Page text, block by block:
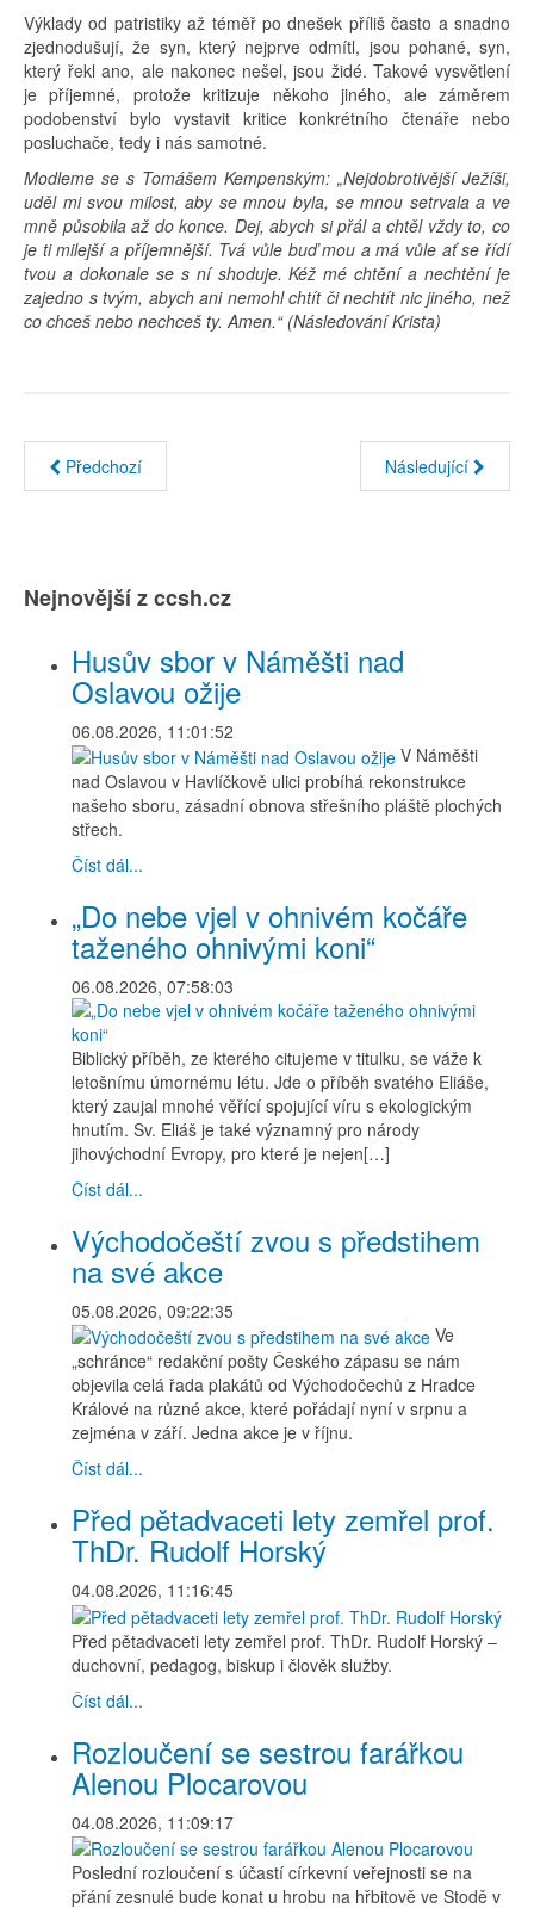
Výklady od patristiky až téměř po dnešek příliš často a snadno
zjednodušují, že syn, který nejprve odmítl, jsou pohané, syn,
který řekl ano, ale nakonec nešel, jsou židé. Takové vysvětlení
je příjemné, protože kritizuje někoho jiného, ale záměrem
podobenství bylo vystavit kritice konkrétního čtenáře nebo
posluchače, tedy i nás samotné.
Modleme se s Tomášem Kempenským: „Nejdobrotivější Ježíši,
uděl mi svou milost, aby se mnou byla, se mnou setrvala a ve
mně působila až do konce. Dej, abych si přál a chtěl vždy to, co
je ti milejší a příjemnější. Tvá vůle buď mou a má vůle ať se řídí
tvou a dokonale se s ní shoduje. Kéž mé chtění a nechtění je
zajedno s tvým, abych ani nemohl chtít či nechtít nic jiného, než
co chceš nebo nechceš ty. Amen.“ (Následování Krista)
Předchozí Následující
Nejnovější z ccsh.cz
Husův sbor v Náměšti nad
Oslavou ožije
06.08.2026, 11:01:52
V Náměšti
nad Oslavou v Havlíčkově ulici probíhá rekonstrukce
našeho sboru, zásadní obnova střešního pláště plochých
střech.
Číst dál...
„Do nebe vjel v ohnivém kočáře
taženého ohnivými koni“
06.08.2026, 07:58:03
Biblický příběh, ze kterého citujeme v titulku, se váže k
letošnímu úmornému létu. Jde o příběh svatého Eliáše,
který zaujal mnohé věřící spojující víru s ekologickým
hnutím. Sv. Eliáš je také významný pro národy
jihovýchodní Evropy, pro které je nejen[…]
Číst dál...
Východočeští zvou s předstihem
na své akce
05.08.2026, 09:22:35
Ve
„schránce“ redakční pošty Českého zápasu se nám
objevila celá řada plakátů od Východočechů z Hradce
Králové na různé akce, které pořádají nyní v srpnu a
zejména v září. Jedna akce je v říjnu.
Číst dál...
Před pětadvaceti lety zemřel prof.
ThDr. Rudolf Horský
04.08.2026, 11:16:45
Před pětadvaceti lety zemřel prof. ThDr. Rudolf Horský –
duchovní, pedagog, biskup i člověk služby.
Číst dál...
Rozloučení se sestrou farářkou
Alenou Plocarovou
04.08.2026, 11:09:17
Poslední rozloučení s účastí církevní veřejnosti se na
přání zesnulé bude konat u hrobu na hřbitově ve Stodě v